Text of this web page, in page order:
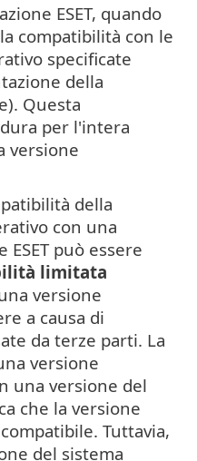
ESET, quando
compatibilità con le
specificate
della
Questa
per l'intera
versione
della
con una
può essere
limitata
versione
a causa di
da terze parti. La
versione
una versione del
che la versione
Tuttavia,
del sistema